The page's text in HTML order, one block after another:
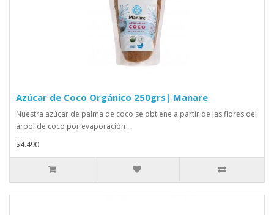
Azúcar de Coco Orgánico 250grs| Manare
Nuestra azúcar de palma de coco se obtiene a partir de las flores del
árbol de coco por evaporación ..
$4.490